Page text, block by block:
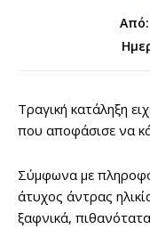
Από:
Τραγική κατάληξη
που αποφάσισε να
Σύμφωνα με
άτυχος άντρας
ξαφνικά,